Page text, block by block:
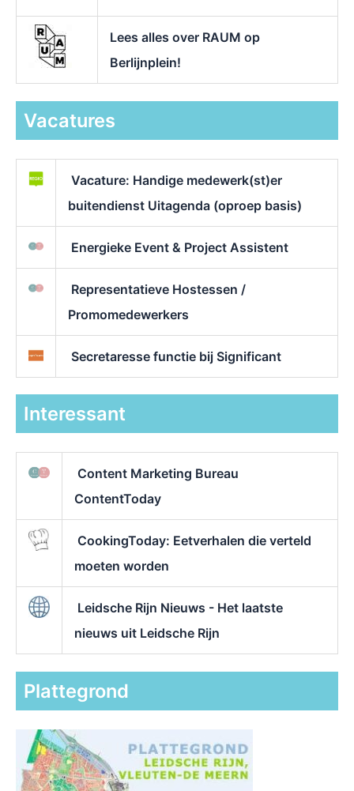
Lees alles over RAUM op
Berlijnplein!
Vacatures
Vacature: Handige medewerk(st)er
buitendienst Uitagenda (oproep basis)
Energieke Event & Project Assistent
Representatieve Hostessen /
Promomedewerkers
Secretaresse functie bij Significant
Interessant
Content Marketing Bureau
ContentToday
CookingToday: Eetverhalen die verteld
moeten worden
Leidsche Rijn Nieuws - Het laatste
nieuws uit Leidsche Rijn
Plattegrond